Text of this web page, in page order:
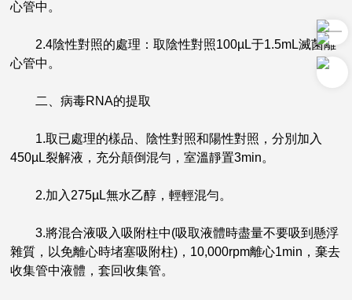
心管中。
2.4陰性對照的處理：取陰性對照100µL于1.5mL滅菌離
心管中。
二、病毒RNA的提取
1.取已處理的樣品、陰性對照和陽性對照，分別加入
450µL裂解液，充分顛倒混勻，室溫靜置3min。
2.加入275µL無水乙醇，輕輕混勻。
3.將混合液吸入吸附柱中(吸取液體時盡量不要吸到懸浮
雜質，以免離心時堵塞吸附柱)，10,000rpm離心1min，棄去
收集管中液體，套回收集管。